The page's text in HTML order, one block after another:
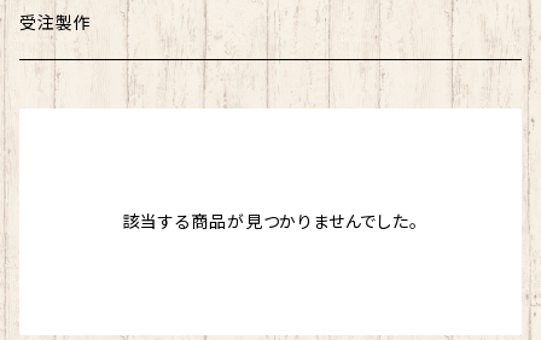
ウォッシュコットン
リッチモア
シルクフィリーノ
ストール
帽子
バッグ
帽子
受注製作
該当する商品が見つかりませんでした。